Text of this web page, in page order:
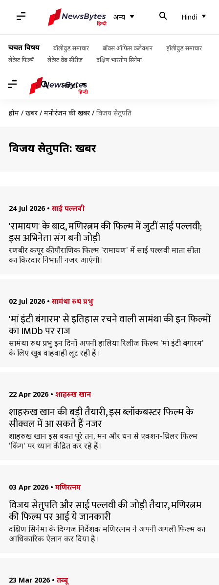
अन्य Hindi
चर्चित विषय बॉलीवुड समाचार बॉक्स ऑफिस कलेक्शन
हॉलीवुड समाचार
लेटेस्ट फिल्में
लेटेस्ट वेब सीरीज दक्षिण भारतीय सिनेमा
Hindi
होम / खबरें / मनोरंजन की खबरें / विजय सेतुपति
विजय सेतुपति: खबरें
24 Jul 2026 • साई पल्लवी
'रामायण' के बाद, मणिरत्नम की फिल्म में जुटीं साई पल्लवी;
इस अभिनेता संग बनी जोड़ी
रणबीर कपूर की पौराणिक फिल्म 'रामायण' में साई पल्लवी माता सीता
का किरदार निभाती नजर आएंगी।
02 Jul 2026 • सामंथा रुथ प्रभु
'मां इंटी बंगारम' से इतिहास रचने वाली सामंथा की इन फिल्मों
का IMDb पर राज
सामंथा रुथ प्रभु इन दिनों अपनी हालिया रिलीज फिल्म 'मां इंटी बंगारम'
के लिए खूब वाहवाही लूट रही हैं।
22 Apr 2026 • शाहरुख खान
शाहरुख खान की बड़ी तैयारी, इस ब्लॉकबस्टर फिल्म के
सीक्वल में आ सकते हैं नजर
शाहरुख खान इस वक्त पूरे तन, मन और धन से एक्शन-थ्रिलर फिल्म
'किंग' पर ध्यान केंद्रित कर रहे हैं।
03 Apr 2026 • मणिरत्नम
विजय सेतुपति और साई पल्लवी की जोड़ी तैयार, मणिरत्नम
की फिल्म पर आई ये जानकारी
दक्षिण सिनेमा के दिग्गज निर्देशक मणिरत्नम ने अपनी अगली फिल्म का
आधिकारिक ऐलान कर दिया है।
23 Mar 2026 • तब्बू